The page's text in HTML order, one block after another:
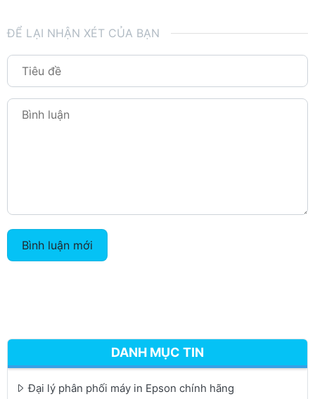
ĐỂ LẠI NHẬN XÉT CỦA BẠN
Bình luận mới
DANH MỤC TIN
Đại lý phân phối máy in Epson chính hãng